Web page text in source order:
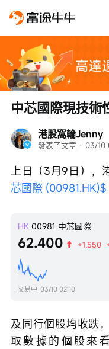
港股窩輪Jenny
發表了文章 · 03/10
中芯國際現技術
上日（3月9日），
芯國際 (00981.HK)$
HK 00981 中芯國際
62.400 +1.550
交易中 03/10 02:10
及同行個股均收跌
取數據的個股來